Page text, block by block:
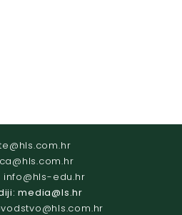
rh.moc.slh
rh.moc.slh
rh.ude-slh
@ofni
rh.sl
@aidem
rh.moc.slh